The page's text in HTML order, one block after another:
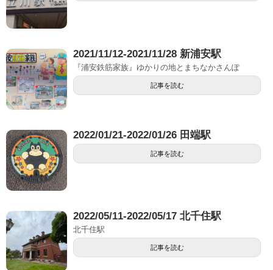
2021/11/12-2021/11/28 新浦安駅
『浦安鉄筋家族』ゆかりの地とまちなかさんぽ
記事を読む
2022/01/21-2022/01/26 田端駅
記事を読む
2022/05/11-2022/05/17 北千住駅
北千住駅
記事を読む